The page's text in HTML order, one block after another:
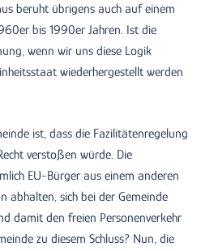
beruht übrigens auch auf einem
bis 1990er Jahren. Ist die
wenn wir uns diese Logik
wiederhergestellt werden
ist, dass die Fazilitätenregelung
verstoßen würde. Die
EU-Bürger aus einem anderen
abhalten, sich bei der Gemeinde
damit den freien Personenverkehr
zu diesem Schluss? Nun, die